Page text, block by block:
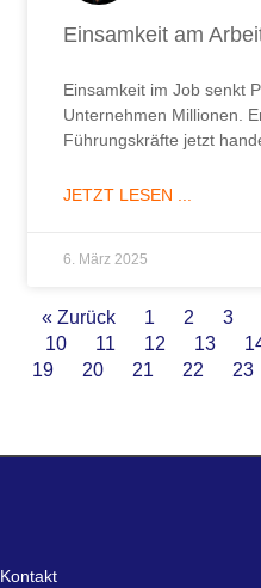
Einsamkeit am
Einsamkeit im Job senkt
Unternehmen Millionen.
Führungskräfte jetzt
JETZT LESEN ...
6. März 2025
« Zurück 1 2 3
10
11 12 13
19
20 21 22 23
Kontakt